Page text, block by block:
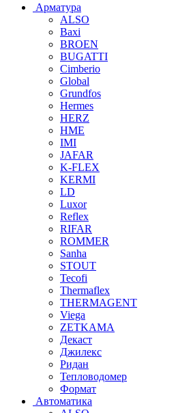
Арматура
ALSO
Baxi
BROEN
BUGATTI
Cimberio
Global
Grundfos
Hermes
HERZ
HME
IMI
JAFAR
K-FLEX
KERMI
LD
Luxor
Reflex
RIFAR
ROMMER
Sanha
STOUT
Tecofi
Thermaflex
THERMAGENT
Viega
ZETKAMA
Декаст
Джилекс
Ридан
Тепловодомер
Формат
Автоматика